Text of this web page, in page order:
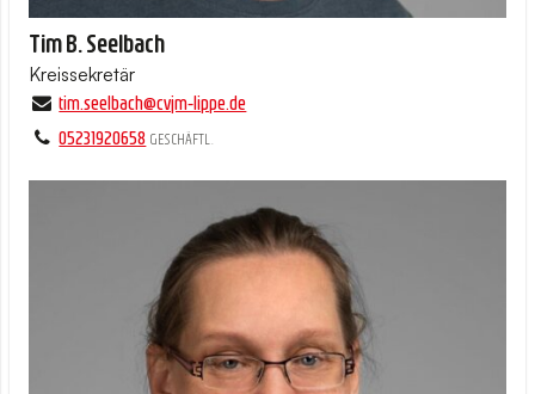
Tim B. Seelbach
Kreissekretär
tim.​seelbach@​cvjm-lippe.​de
05231920658 GESCHÄFTL.